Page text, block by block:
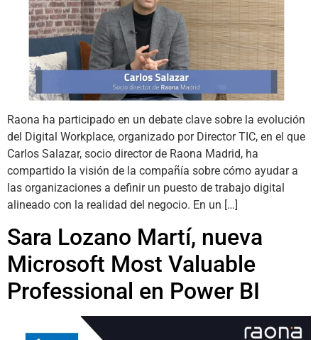
Raona ha participado en un debate clave sobre la evolución
del Digital Workplace, organizado por Director TIC, en el que
Carlos Salazar, socio director de Raona Madrid, ha
compartido la visión de la compañía sobre cómo ayudar a
las organizaciones a definir un puesto de trabajo digital
alineado con la realidad del negocio. En un […]
Sara Lozano Martí, nueva
Microsoft Most Valuable
Professional en Power BI